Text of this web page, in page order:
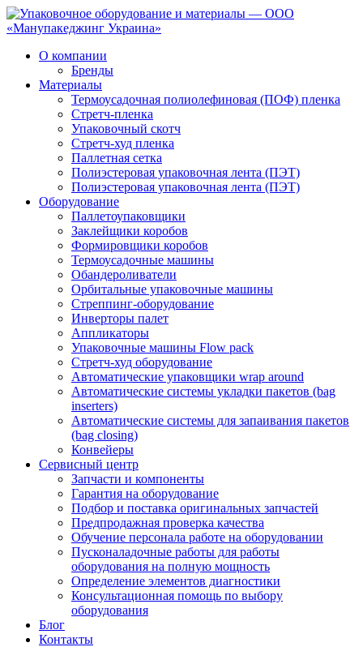
О компании
Бренды
Материалы
Термоусадочная полиолефиновая (ПОФ) пленка
Стретч-пленка
Упаковочный скотч
Стретч-худ пленка
Паллетная сетка
Полиэстеровая упаковочная лента (ПЭТ)
Полиэстеровая упаковочная лента (ПЭТ)
Оборудование
Паллетоупаковщики
Заклейщики коробов
Формировщики коробов
Термоусадочные машины
Обандероливатели
Орбитальные упаковочные машины
Стреппинг-оборудование
Инверторы палет
Аппликаторы
Упаковочные машины Flow pack
Стретч-худ оборудование
Автоматические упаковщики wrap around
Автоматические системы укладки пакетов (bag
inserters)
Автоматические системы для запаивания пакетов
(bag closing)
Конвейеры
Сервисный центр
Запчасти и компоненты
Гарантия на оборудование
Подбор и поставка оригинальных запчастей
Предпродажная проверка качества
Обучение персонала работе на оборудовании
Пусконаладочные работы для работы
оборудования на полную мощность
Определение элементов диагностики
Консультационная помощь по выбору
оборудования
Блог
Контакты